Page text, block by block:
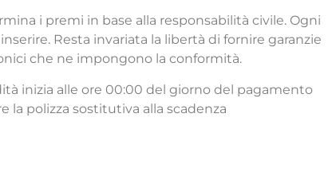
i premi in base alla responsabilità civile. Ogni
Resta invariata la libertà di fornire garanzie
che ne impongono la conformità.
inizia alle ore 00:00 del giorno del pagamento
la polizza sostitutiva alla scadenza